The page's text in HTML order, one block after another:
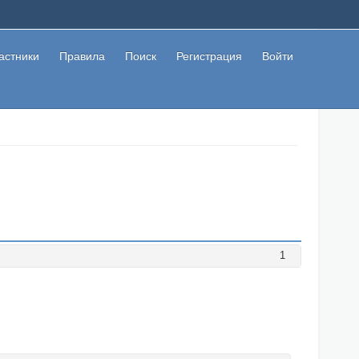
Правила Поиск Регистрация Войти
1